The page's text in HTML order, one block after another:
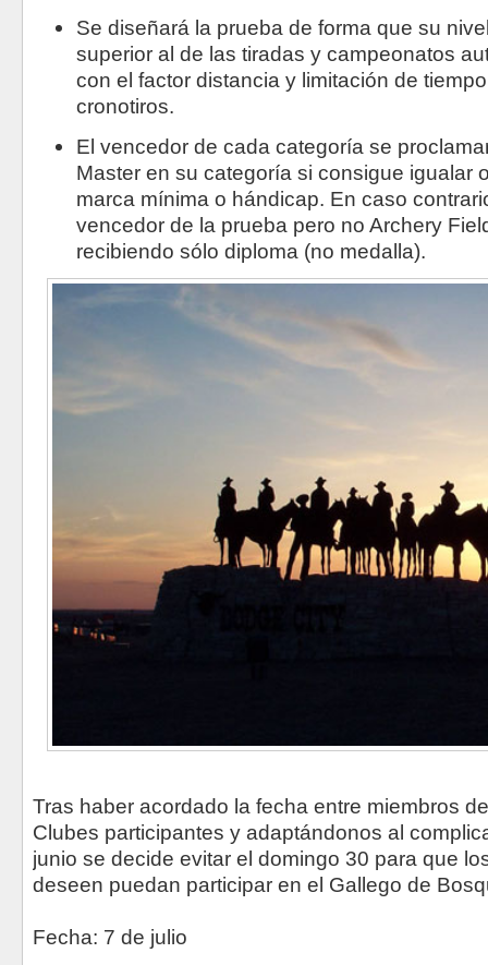
Se diseñará la prueba de forma que su
superior al de las tiradas y campeonatos
con el factor distancia y limitación de
cronotiros.
El vencedor de cada categoría se
Master en su categoría si consigue igualar
marca mínima o hándicap. En caso
vencedor de la prueba pero no Archery
recibiendo sólo diploma (no medalla).
Tras haber acordado la fecha entre miembros
Clubes participantes y adaptándonos al
junio se decide evitar el domingo 30 para que
deseen puedan participar en el Gallego de
Fecha: 7 de julio